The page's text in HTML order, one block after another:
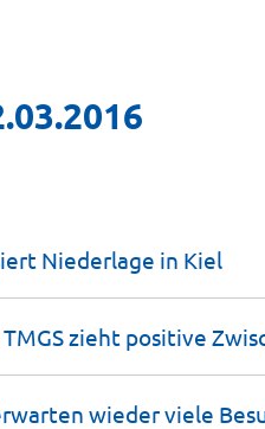
Niederlage in Kiel
zieht positive
wieder viele